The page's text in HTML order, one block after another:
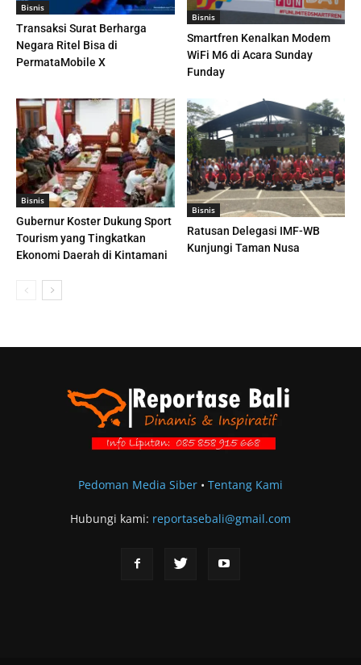
Bisnis
Transaksi Surat Berharga
Negara Ritel Bisa di
PermataMobile X
Bisnis
Smartfren Kenalkan Modem
WiFi M6 di Acara Sunday
Funday
Bisnis
Gubernur Koster Dukung Sport
Tourism yang Tingkatkan
Ekonomi Daerah di Kintamani
Bisnis
Ratusan Delegasi IMF-WB
Kunjungi Taman Nusa
Pedoman Media Siber• Tentang Kami
Hubungi kami: reportasebali@gmail.com